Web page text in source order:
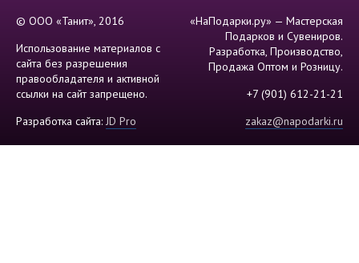
© ООО «Танит», 2016
Использование материалов с
сайта без разрешения
правообладателя и активной
ссылки на сайт запрещено.
Разработка сайта: JD Pro
«НаПодарки.ру» — Мастерская
Подарков и Сувениров.
Разработка, Производство,
Продажа Оптом и Розницу.
+7 (901) 612-21-21
zakaz@napodarki.ru